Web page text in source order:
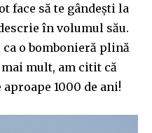
face să te gândești la
în volumul său.
o bombonieră plină
mai mult, am citit că
aproape 1000 de ani!